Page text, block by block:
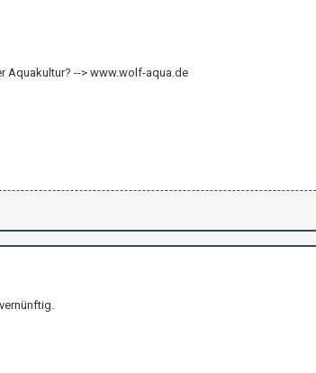
Aquakultur? --> www.wolf-aqua.de